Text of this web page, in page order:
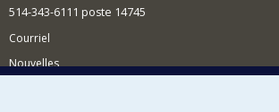
514-343-6111 poste 14745
Courriel
Nouvelles